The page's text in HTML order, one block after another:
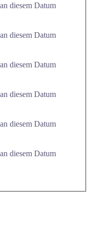
diesem Datum
diesem Datum
diesem Datum
diesem Datum
diesem Datum
diesem Datum